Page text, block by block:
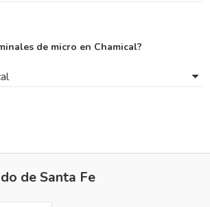
de micro en Chamical?
de Santa Fe